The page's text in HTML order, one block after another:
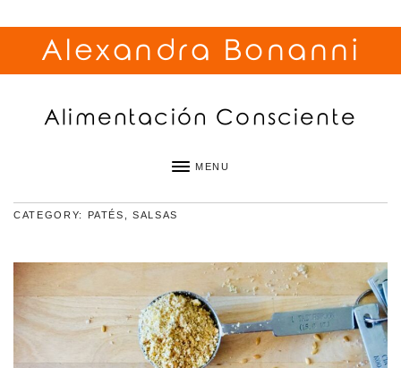
Alexandra Bonanni
Alimentación Consciente
MENU
CATEGORY: PATÉS, SALSAS